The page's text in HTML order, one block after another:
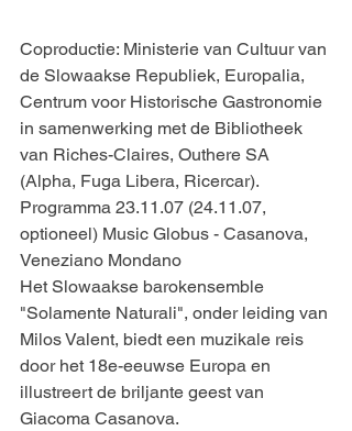
Coproductie: Ministerie van Cultuur van
de Slowaakse Republiek, Europalia,
Centrum voor Historische Gastronomie
in samenwerking met de Bibliotheek
van Riches-Claires, Outhere SA
(Alpha, Fuga Libera, Ricercar).
Programma 23.11.07 (24.11.07,
optioneel) Music Globus - Casanova,
Veneziano Mondano
Het Slowaakse barokensemble
"Solamente Naturali", onder leiding van
Milos Valent, biedt een muzikale reis
door het 18e-eeuwse Europa en
illustreert de briljante geest van
Giacoma Casanova.